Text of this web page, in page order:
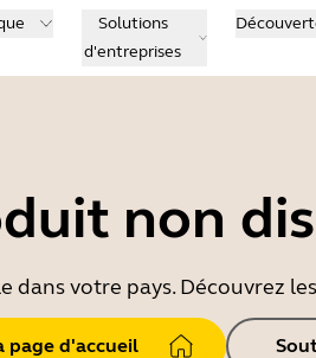
Solutions
d'entreprises
non
dans votre pays. Découvrez
page d'accueil